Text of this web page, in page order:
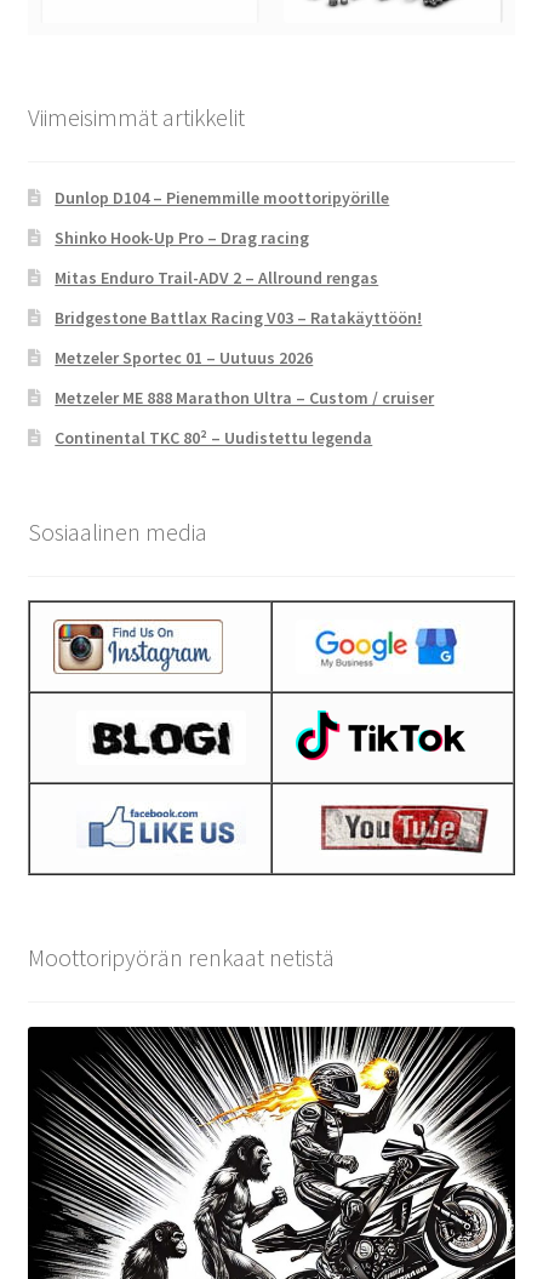
Viimeisimmät artikkelit
Dunlop D104 – Pienemmille moottoripyörille
Shinko Hook-Up Pro – Drag racing
Mitas Enduro Trail-ADV 2 – Allround rengas
Bridgestone Battlax Racing V03 – Ratakäyttöön!
Metzeler Sportec 01 – Uutuus 2026
Metzeler ME 888 Marathon Ultra – Custom / cruiser
Continental TKC 80² – Uudistettu legenda
Sosiaalinen media
Moottoripyörän renkaat netistä